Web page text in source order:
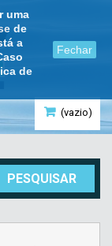
uma
de
a
de
Fechar
(vazio)
PESQUISAR